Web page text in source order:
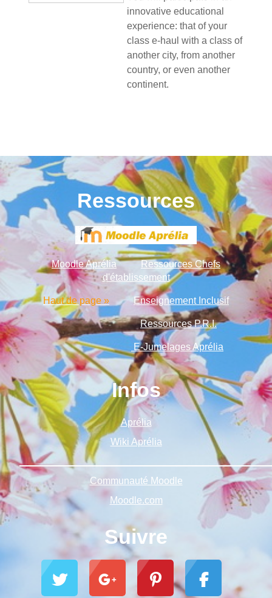
innovative educational
experience: that of your
class e-haul with a class of
another city, from another
country, or even another
continent.
Ressources
Moodle Aprélia
Ressources Chefs
d'établissement
Haut de page » Enseignement Inclusif
Ressources P.R.I.
E-Jumelages Aprélia
Infos
Aprélia
Wiki Aprélia
Communauté Moodle
Moodle.com
Suivre